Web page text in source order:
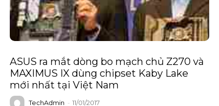
ASUS ra mắt dòng bo mạch chủ Z270 và
MAXIMUS IX dùng chipset Kaby Lake
mới nhất tại Việt Nam
TechAdmin - 11/01/2017